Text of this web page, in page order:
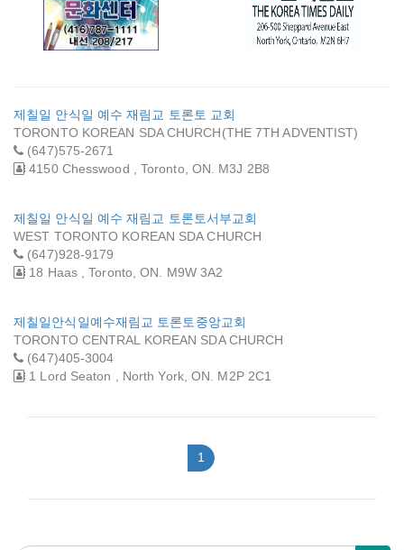
제칠일 안식일 예수 재림교 토론토 교회
TORONTO KOREAN SDA CHURCH(THE 7TH ADVENTIST)
(647)575-2671
4150 Chesswood , Toronto, ON. M3J 2B8
제칠일 안식일 예수 재림교 토론토서부교회
WEST TORONTO KOREAN SDA CHURCH
(647)928-9179
18 Haas , Toronto, ON. M9W 3A2
제칠일안식일예수재림교 토론토중앙교회
TORONTO CENTRAL KOREAN SDA CHURCH
(647)405-3004
1 Lord Seaton , North York, ON. M2P 2C1
1